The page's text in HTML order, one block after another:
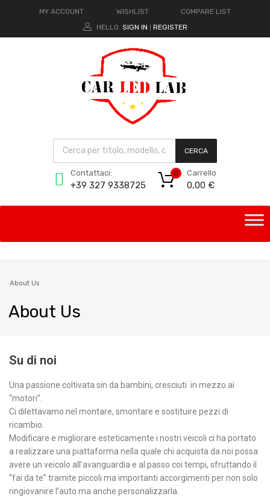
MY ACCOUNT WISHLIST
COMPARE LIST
HELLO. SIGN IN REGISTER
CERCA
Contattaci:
+39 327 9338725
Carrello
0,00 €
0
About Us
About Us
Su di noi
Una passione coltivata sin da bambini, cresciuti in mezzo ai
“motori”.
Ci dilettavamo nel montare, smontare e sostituire pezzi di
ricambio.
Modificare e migliorare esteticamente i nostri veicoli ci ha portato
a realizzare una piattaforma nella quale chi acquista da noi possa
avere un veicolo all’avanguardia e al passo coi tempi, sfruttando il
“fai da te” tramite piccoli ma importanti accorgimenti per non solo
ringiovanire l’auto ma anche personalizzarla.